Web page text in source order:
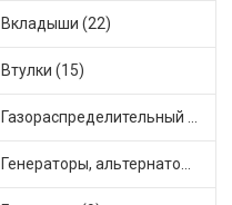
Вкладыши (22)
Втулки (15)
Газораспределительный механизм (1)
Генераторы, альтернаторы и комплектующие (28)